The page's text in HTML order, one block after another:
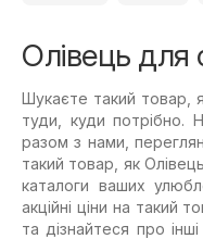
Олівець для
Шукаєте такий товар,
туди, куди потрібно.
разом з нами,
такий товар, як
каталоги ваших
акційні ціни на такий
та дізнайтеся про